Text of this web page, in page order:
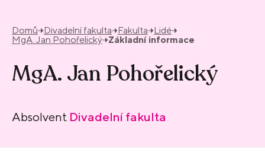
Domů Divadelní fakulta Fakulta
Lidé
MgA. Jan Pohořelický Základní informace
MgA. Jan Pohořelický
Absolvent Divadelní fakulta